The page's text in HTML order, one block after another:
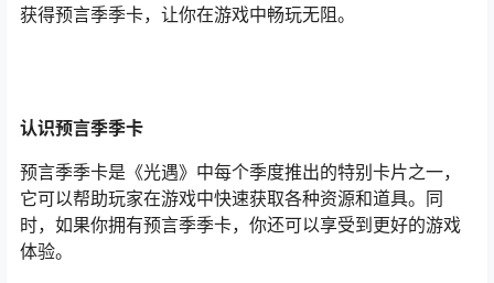
获得预言季季卡，让你在游戏中畅玩无阻。
认识预言季季卡
预言季季卡是《光遇》中每个季度推出的特别卡片之一，
它可以帮助玩家在游戏中快速获取各种资源和道具。同
时，如果你拥有预言季季卡，你还可以享受到更好的游戏
体验。